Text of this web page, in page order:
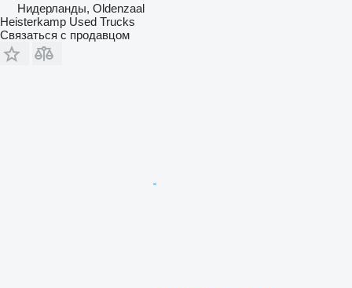
Нидерланды, Oldenzaal
Heisterkamp Used Trucks
Связаться с продавцом